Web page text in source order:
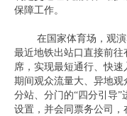
保障工作。
在国家体育场，观
最近地铁出站口直接前
席，实现最短通行、快速
期间观众流量大、异地观
分站、分门的“四分引导
设置，并会同票务公司